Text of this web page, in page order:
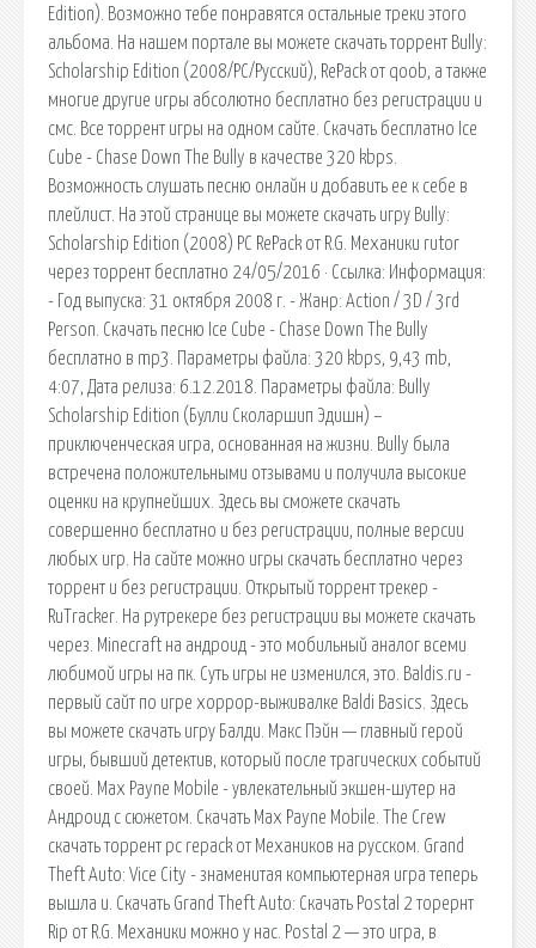
Edition). Возможно тебе понравятся остальные треки этого
альбома. На нашем портале вы можете скачать торрент Bully:
Scholarship Edition (2008/PC/Русский), RePack от qoob, а также
многие другие игры абсолютно бесплатно без регистрации и
смс. Все торрент игры на одном сайте. Скачать бесплатно Ice
Cube - Chase Down The Bully в качестве 320 kbps.
Возможность слушать песню онлайн и добавить ее к себе в
плейлист. На этой странице вы можете скачать игру Bully:
Scholarship Edition (2008) PC RePack от R.G. Механики rutor
через торрент бесплатно 24/05/2016 · Ссылка: Информация:
- Год выпуска: 31 октября 2008 г. - Жанр: Action / 3D / 3rd
Person. Скачать песню Ice Cube - Chase Down The Bully
бесплатно в mp3. Параметры файла: 320 kbps, 9,43 mb,
4:07, Дата релиза: 6.12.2018. Параметры файла: Bully
Scholarship Edition (Булли Сколаршип Эдишн) –
приключенческая игра, основанная на жизни. Bully была
встречена положительными отзывами и получила высокие
оценки на крупнейших. Здесь вы сможете скачать
совершенно бесплатно и без регистрации, полные версии
любых игр. На сайте можно игры скачать бесплатно через
торрент и без регистрации. Открытый торрент трекер -
RuTracker. На рутрекере без регистрации вы можете скачать
через. Minecraft на андроид - это мобильный аналог всеми
любимой игры на пк. Суть игры не изменился, это. Baldis.ru -
первый сайт по игре хоррор-выживалке Baldi Basics. Здесь
вы можете скачать игру Балди. Макс Пэйн — главный герой
игры, бывший детектив, который после трагических событий
своей. Max Payne Mobile - увлекательный экшен-шутер на
Андроид с сюжетом. Скачать Max Payne Mobile. The Crew
скачать торрент pc repack от Механиков на русском. Grand
Theft Auto: Vice City - знаменитая компьютерная игра теперь
вышла и. Скачать Grand Theft Auto: Скачать Postal 2 торернт
Rip от R.G. Механики можно у нас. Postal 2 — это игра, в